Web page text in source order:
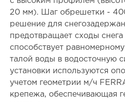
20 мм). Шаг обрешетки -
решение для
предотвращает сходы снега
способствует
талой воды в водосточную
установки используются
учетом геометрии м/ч
крепежа, обеспечивающая